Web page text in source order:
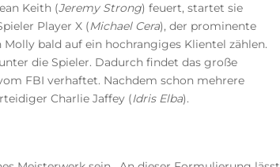
Keith (Jeremy Strong) feuert, startet sie
Player X (Michael Cera), der prominente
bald auf ein hochrangiges Klientel zählen.
die Spieler. Dadurch findet das große
FBI verhaftet. Nachdem schon mehrere
Charlie Jaffey (Idris Elba).